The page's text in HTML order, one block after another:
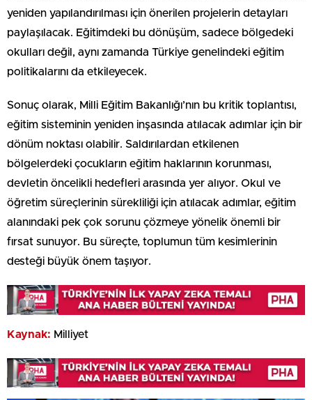
yeniden yapılandırılması için önerilen projelerin detayları
paylaşılacak. Eğitimdeki bu dönüşüm, sadece bölgedeki
okulları değil, aynı zamanda Türkiye genelindeki eğitim
politikalarını da etkileyecek.
Sonuç olarak, Milli Eğitim Bakanlığı’nın bu kritik toplantısı,
eğitim sisteminin yeniden inşasında atılacak adımlar için bir
dönüm noktası olabilir. Saldırılardan etkilenen
bölgelerdeki çocukların eğitim haklarının korunması,
devletin öncelikli hedefleri arasında yer alıyor. Okul ve
öğretim süreçlerinin sürekliliği için atılacak adımlar, eğitim
alanındaki pek çok sorunu çözmeye yönelik önemli bir
fırsat sunuyor. Bu süreçte, toplumun tüm kesimlerinin
desteği büyük önem taşıyor.
Kaynak: Milliyet